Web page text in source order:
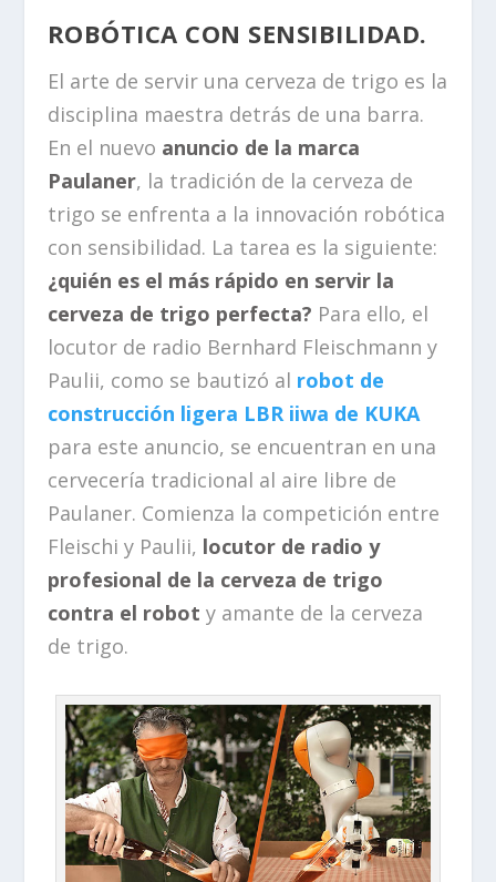
ROBÓTICA CON SENSIBILIDAD.
El arte de servir una cerveza de trigo es la
disciplina maestra detrás de una barra.
En el nuevo anuncio de la marca
Paulaner, la tradición de la cerveza de
trigo se enfrenta a la innovación robótica
con sensibilidad. La tarea es la siguiente:
¿quién es el más rápido en servir la
cerveza de trigo perfecta? Para ello, el
locutor de radio Bernhard Fleischmann y
Paulii, como se bautizó al robot de
construcción ligera LBR iiwa de KUKA
para este anuncio, se encuentran en una
cervecería tradicional al aire libre de
Paulaner. Comienza la competición entre
Fleischi y Paulii, locutor de radio y
profesional de la cerveza de trigo
contra el robot y amante de la cerveza
de trigo.